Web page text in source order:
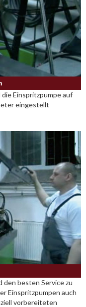
Einspritzpumpe auf
eingestellt
den besten Service zu
Einspritzpumpen auch
vorbereiteten